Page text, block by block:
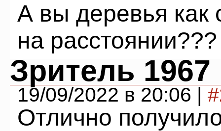
А вы деревья как
на расстоянии???
Зритель 1967
19/09/2022 в 20:06 |
Отлично